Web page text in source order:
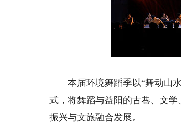
本届环境舞蹈季以“舞动山水
式，将舞蹈与益阳的古巷、文
振兴与文旅融合发展。